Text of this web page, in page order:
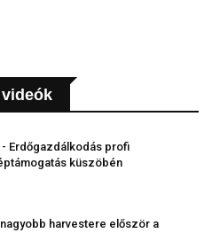
Erdőgazdálkodás profi
küszöbén
harvestere először a